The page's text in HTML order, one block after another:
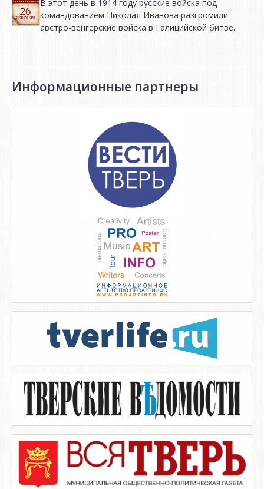
В этот день в 1914 году русские войска под
командованием Николая Иванова разгромили
австро-венгерские войска в Галицийской битве.
Информационные партнеры